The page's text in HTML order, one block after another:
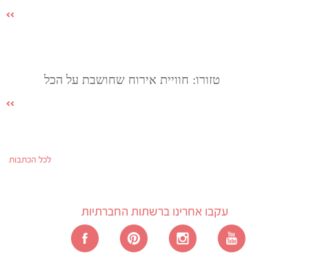
טזורו: חוויית אירוח שחושבת על הכל
לכל הכתבות
עקבו אחרינו ברשתות החברתיות